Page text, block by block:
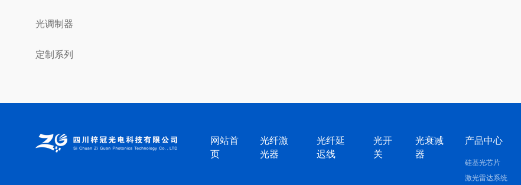
光调制器
定制系列
网站首
页
光纤激
光器
光纤延
迟线
光开
关
光衰减
器
产品中心
硅基光芯片
激光雷达系统